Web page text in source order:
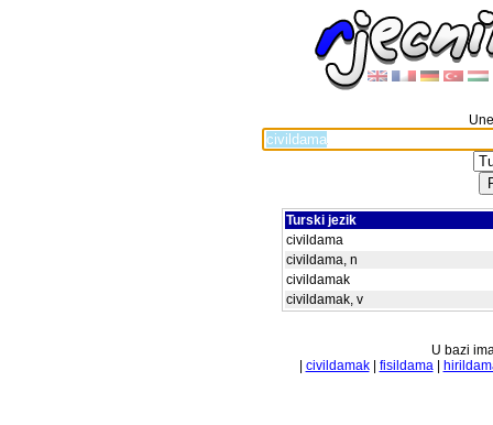
Turski jezik
civildama
civildama, n
civildamak
civildamak, v
U bazi
civildamak| fisildama|